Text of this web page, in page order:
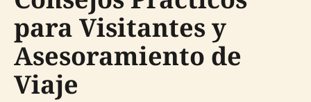
para Visitantes y
Asesoramiento de
Viaje